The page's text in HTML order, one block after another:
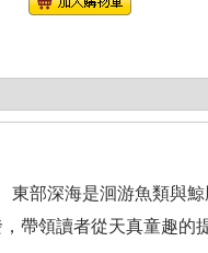
部深海是洄游魚類與
帶領讀者從天真童趣的